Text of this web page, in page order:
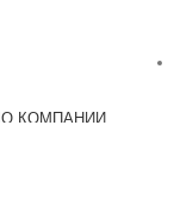
О КОМПАНИИ